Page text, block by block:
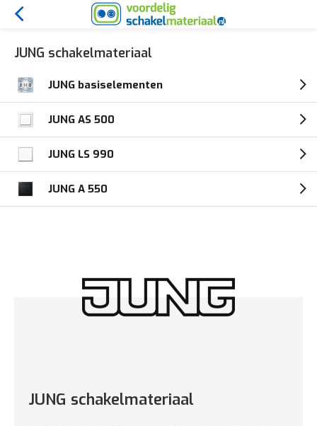
JUNG schakelmateriaal
JUNG basiselementen
JUNG AS 500
JUNG LS 990
JUNG A 550
JUNG schakelmateriaal